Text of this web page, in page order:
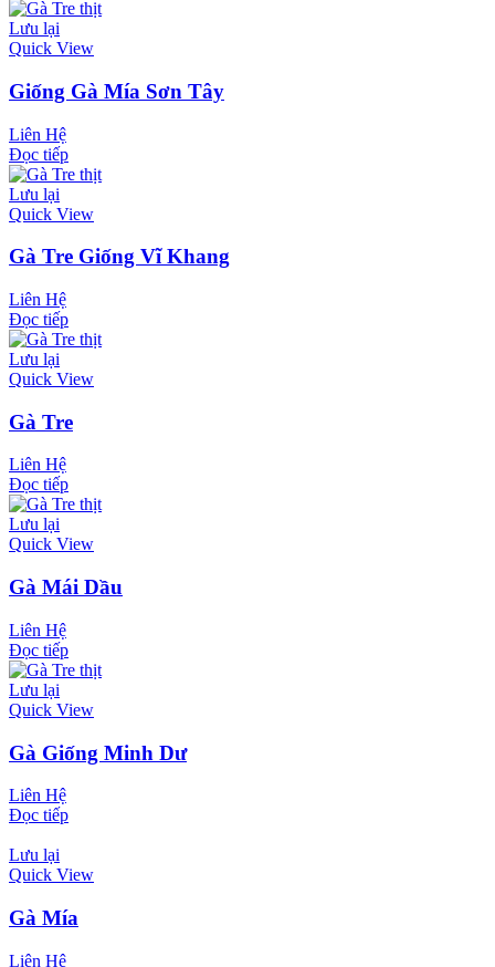
Lưu lại
Quick View
Giống Gà Mía Sơn Tây
Liên Hệ
Đọc tiếp
Lưu lại
Quick View
Gà Tre Giống Vĩ Khang
Liên Hệ
Đọc tiếp
Lưu lại
Quick View
Gà Tre
Liên Hệ
Đọc tiếp
Lưu lại
Quick View
Gà Mái Dầu
Liên Hệ
Đọc tiếp
Lưu lại
Quick View
Gà Giống Minh Dư
Liên Hệ
Đọc tiếp
Lưu lại
Quick View
Gà Mía
Liên Hệ